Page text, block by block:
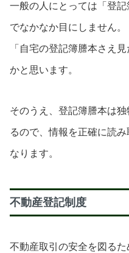
一般の人にとっては「登
でなかなか目にしません。
「自宅の登記簿謄本さえ
かと思います。
そのうえ、登記簿謄本は
るので、情報を正確に読
なります。
不動産登記制度
不動産取引の安全を図る